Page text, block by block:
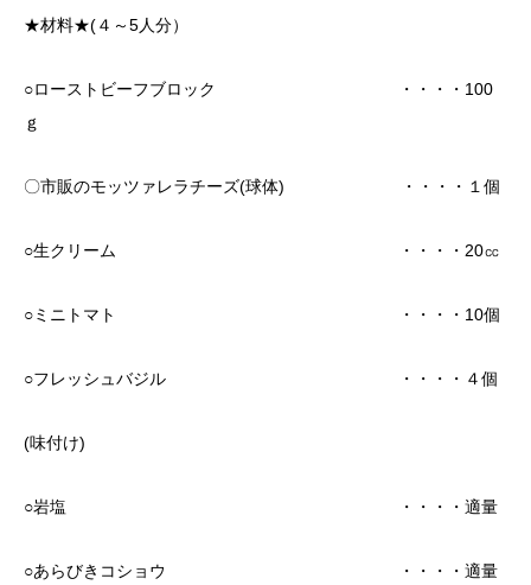
★材料★(４～5人分）
○ローストビーフブロック ・・・・100
ｇ
〇市販のモッツァレラチーズ(球体) ・・・・１個
○生クリーム ・・・・20㏄
○ミニトマト ・・・・10個
○フレッシュバジル ・・・・４個
(味付け)
○岩塩 ・・・・適量
○あらびきコショウ ・・・・適量